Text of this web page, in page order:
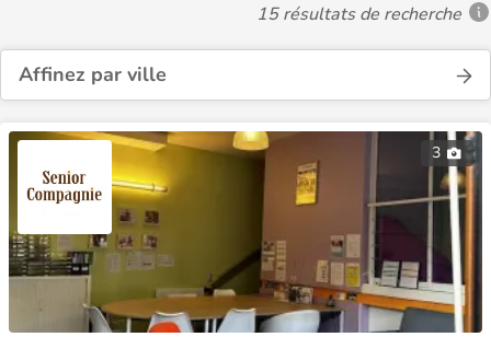
15 résultats de recherche
Affinez par ville
3